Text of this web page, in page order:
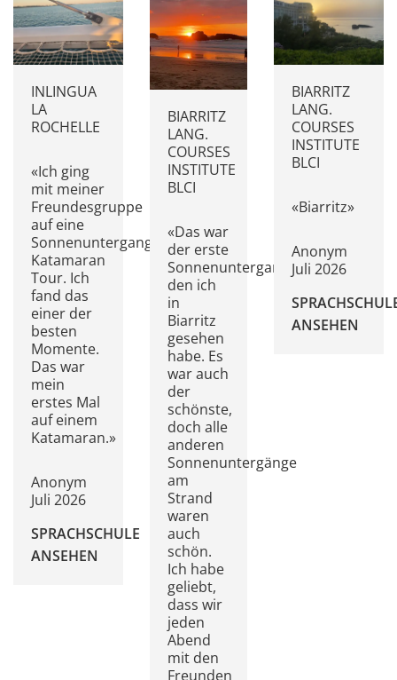
INLINGUA
LA
ROCHELLE
«Ich ging
mit meiner
Freundesgruppe
auf eine
Sonnenuntergangs
Katamaran
Tour. Ich
fand das
einer der
besten
Momente.
Das war
mein
erstes Mal
auf einem
Katamaran.»
Anonym
Juli 2026
SPRACHSCHULE
ANSEHEN
BIARRITZ
LANG.
COURSES
INSTITUTE
BLCI
«Das war
der erste
Sonnenuntergang,
den ich
in
Biarritz
gesehen
habe. Es
war auch
der
schönste,
doch alle
anderen
Sonnenuntergänge
am
Strand
waren
auch
schön.
Ich habe
geliebt,
dass wir
jeden
Abend
mit den
Freunden
BIARRITZ
LANG.
COURSES
INSTITUTE
BLCI
«Biarritz»
Anonym
Juli 2026
ANSEHEN